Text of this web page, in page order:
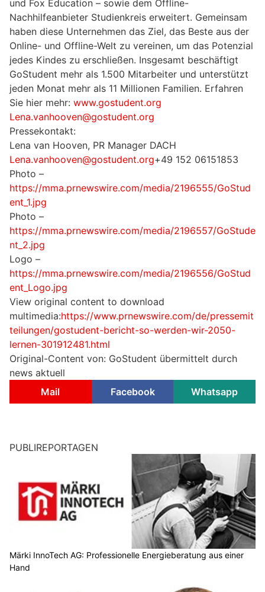
und Fox Education – sowie dem Offline-
Nachhilfeanbieter Studienkreis erweitert. Gemeinsam
haben diese Unternehmen das Ziel, das Beste aus der
Online- und Offline-Welt zu vereinen, um das Potenzial
jedes Kindes zu erschließen. Insgesamt beschäftigt
GoStudent mehr als 1.500 Mitarbeiter und unterstützt
jeden Monat mehr als 11 Millionen Familien. Erfahren
Sie hier mehr: www.gostudent.org
Lena.vanhooven@gostudent.org
Pressekontakt:
Lena van Hooven, PR Manager DACH
Lena.vanhooven@gostudent.org+49 152 06151853
Photo –
https://mma.prnewswire.com/media/2196555/GoStud
ent_1.jpg
Photo –
https://mma.prnewswire.com/media/2196557/GoStude
nt_2.jpg
Logo –
https://mma.prnewswire.com/media/2196556/GoStud
ent_Logo.jpg
View original content to download
multimedia:https://www.prnewswire.com/de/pressemit
teilungen/gostudent-bericht-so-werden-wir-2050-
lernen-301912481.html
Original-Content von: GoStudent übermittelt durch
news aktuell
Mail
Facebook Whatsapp
PUBLIREPORTAGEN
Märki InnoTech AG: Professionelle Energieberatung aus einer
Hand